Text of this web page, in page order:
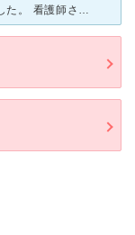
下の子（6歳）が喘息になり、初めて受診しました。 看護師さんや受付の方は雰囲気が良くて、とても接しやすかったです。 先生は、とても親身になりアレルギー検査等をしてくれ今も月1回お世話になってます。